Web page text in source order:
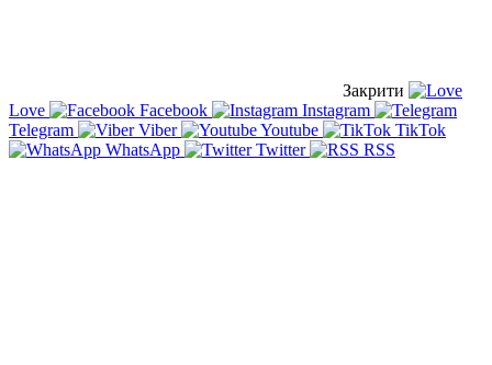
Закрити
Love
Facebook
Instagram
Telegram
Viber Youtube
TikTok
WhatsApp
Twitter RSS